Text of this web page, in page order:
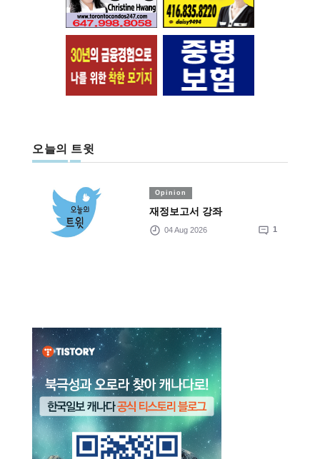
오늘의 트윗
Opinion
재정보고서 강좌
04 Aug 2026 1